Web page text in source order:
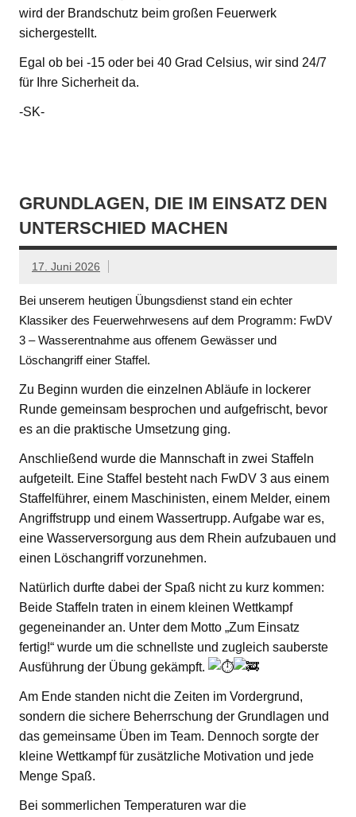
wird der Brandschutz beim großen Feuerwerk
sichergestellt.
Egal ob bei -15 oder bei 40 Grad Celsius, wir sind 24/7
für Ihre Sicherheit da.
-SK-
GRUNDLAGEN, DIE IM EINSATZ DEN
UNTERSCHIED MACHEN
17. Juni 2026
Bei unserem heutigen Übungsdienst stand ein echter
Klassiker des Feuerwehrwesens auf dem Programm: FwDV
3 – Wasserentnahme aus offenem Gewässer und
Löschangriff einer Staffel.
Zu Beginn wurden die einzelnen Abläufe in lockerer
Runde gemeinsam besprochen und aufgefrischt, bevor
es an die praktische Umsetzung ging.
Anschließend wurde die Mannschaft in zwei Staffeln
aufgeteilt. Eine Staffel besteht nach FwDV 3 aus einem
Staffelführer, einem Maschinisten, einem Melder, einem
Angriffstrupp und einem Wassertrupp. Aufgabe war es,
eine Wasserversorgung aus dem Rhein aufzubauen und
einen Löschangriff vorzunehmen.
Natürlich durfte dabei der Spaß nicht zu kurz kommen:
Beide Staffeln traten in einem kleinen Wettkampf
gegeneinander an. Unter dem Motto „Zum Einsatz
fertig!“ wurde um die schnellste und zugleich sauberste
Ausführung der Übung gekämpft.
Am Ende standen nicht die Zeiten im Vordergrund,
sondern die sichere Beherrschung der Grundlagen und
das gemeinsame Üben im Team. Dennoch sorgte der
kleine Wettkampf für zusätzliche Motivation und jede
Menge Spaß.
Bei sommerlichen Temperaturen war die